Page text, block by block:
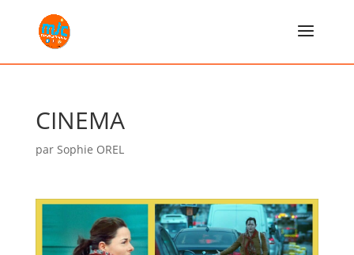
CINEMA
par Sophie OREL